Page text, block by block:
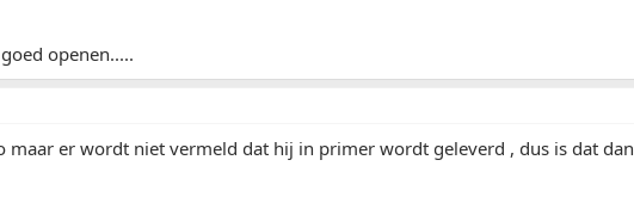
openen.....
maar er wordt niet vermeld dat hij in primer wordt geleverd , dus is dat dan